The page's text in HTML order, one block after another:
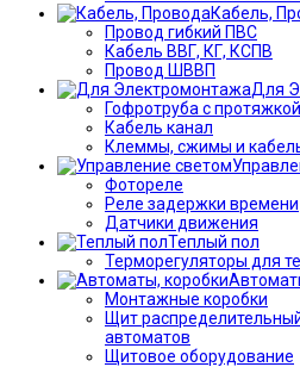
Кабель,
Провод гибкий ПВС
Кабель ВВГ, КГ, КСПВ
Провод ШВВП
Для
Гофротруба с протяжкой
Кабель канал
Клеммы, сжимы и
Фотореле
Реле задержки времени
Датчики движения
Теплый пол
Терморегуляторы для
Монтажные коробки
Щит
автоматов
Щитовое оборудование